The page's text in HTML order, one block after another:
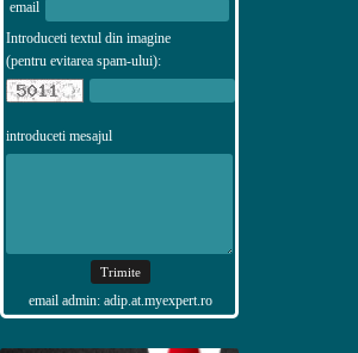
email
Introduceti textul din imagine
(pentru evitarea spam-ului):
introduceti mesajul
email admin: adip.at.myexpert.ro